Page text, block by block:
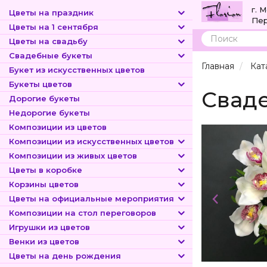
Цветы на праздник
Цветы на 1 сентября
Цветы на свадьбу
Свадебные букеты
Букет из искусственных цветов
Букеты цветов
Дорогие букеты
Недорогие букеты
Композиции из цветов
Композиции из искусственных цветов
Композиции из живых цветов
Цветы в коробке
Корзины цветов
Цветы на официальные мероприятия
Композиции на стол переговоров
Игрушки из цветов
Венки из цветов
Цветы на день рождения
г.
Поиск
Главная